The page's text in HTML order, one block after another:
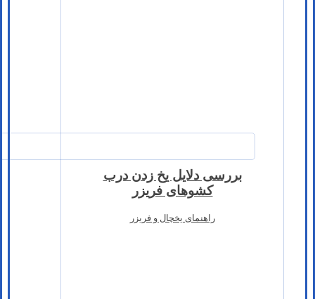
بررسی دلایل یخ زدن درب
کشوهای فریزر
راهنمای یخچال و فریزر